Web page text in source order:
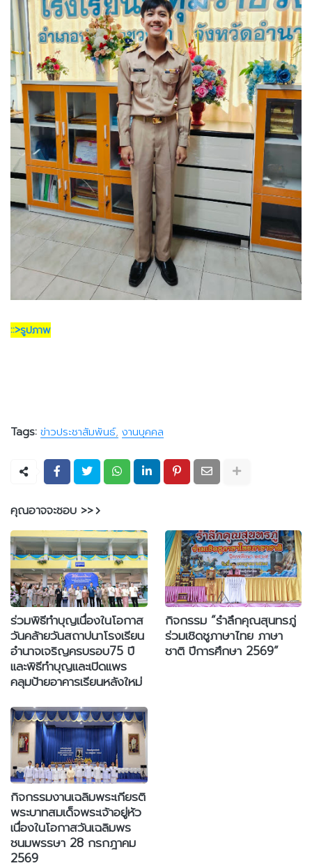
::>รูปภาพ
Tags: ข่าวประชาสัมพันธ์ งานบุคคล
คุณอาจจะชอบ >>
ร่วมพิธีทำบุญเนื่องในโอกาส
วันคล้ายวันสถาปนาโรงเรียน
อำนาจเจริญครบรอบ75 ปี
และพิธีทำบุญและเปิดแพร
คลุมป้ายอาคารเรียนหลังใหม่
กิจกรรม “รำลึกคุณสุนทรภู่
ร่วมเชิดชูภาษาไทย ภาษา
ชาติ ปีการศึกษา 2569”
กิจกรรมงานเฉลิมพระเกียรติ
พระบาทสมเด็จพระเจ้าอยู่หัว
เนื่องในโอกาสวันเฉลิมพร
ชนมพรรษา 28 กรกฎาคม
2569